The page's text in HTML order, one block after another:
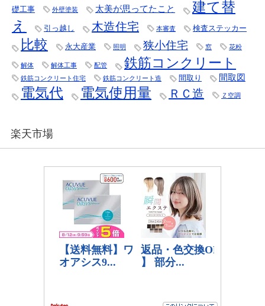
礎工事 外壁塗装 太美が思ってたこと
建て替
え
引っ越し 木造住宅 本審査 検査ステッカー
比較 永大産業 照明 狭小住宅 窓 花粉
解体 解体工事 配管 鉄筋コンクリート
鉄筋コンクリート住宅 鉄筋コンクリート造 間取り 間取図
電気代 電気使用量 ＲＣ造 Ｚ空調
楽天市場